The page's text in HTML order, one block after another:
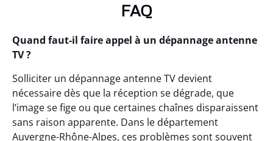
FAQ
Quand faut-il faire appel à un dépannage antenne
TV ?
Solliciter un dépannage antenne TV devient
nécessaire dès que la réception se dégrade, que
l’image se fige ou que certaines chaînes disparaissent
sans raison apparente. Dans le département
Auvergne-Rhône-Alpes, ces problèmes sont souvent